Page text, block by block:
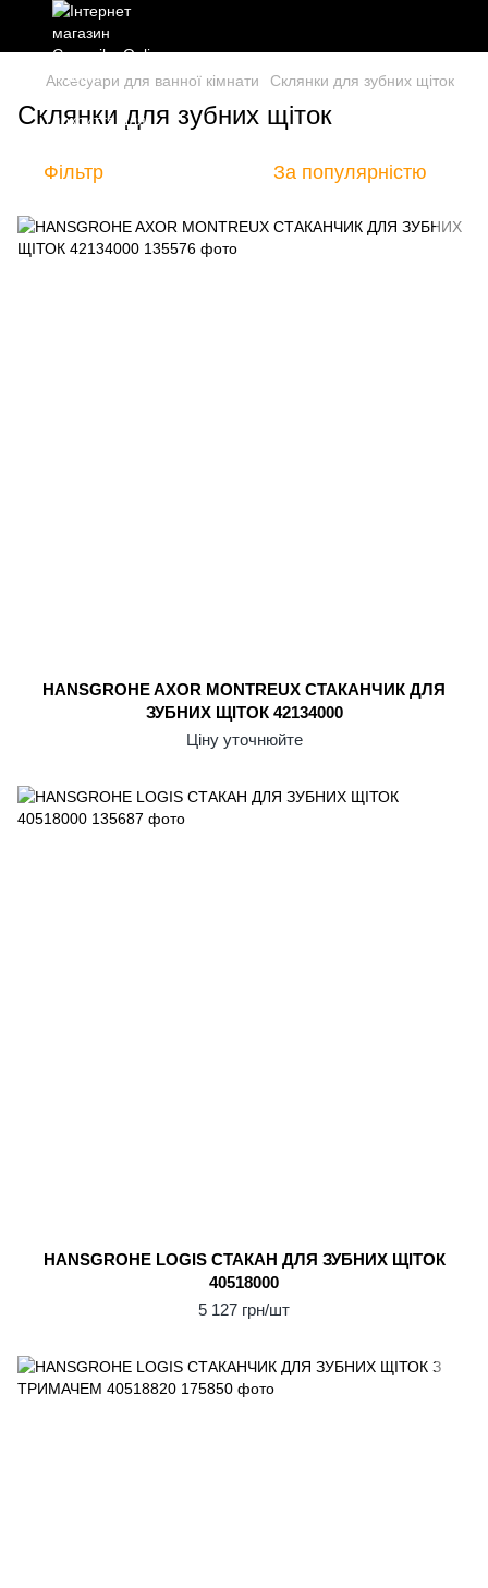
Аксесуари для ванної кімнати Склянки для зубних щіток
Склянки для зубних щіток
Фільтр За популярністю
HANSGROHE AXOR MONTREUX СТАКАНЧИК ДЛЯ
ЗУБНИХ ЩІТОК 42134000
Ціну уточнюйте
HANSGROHE LOGIS СТАКАН ДЛЯ ЗУБНИХ ЩІТОК
40518000
5 127 грн/шт